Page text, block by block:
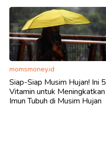
momsmoney.id
Siap-Siap Musim Hujan! Ini 5
Vitamin untuk Meningkatkan
Imun Tubuh di Musim Hujan